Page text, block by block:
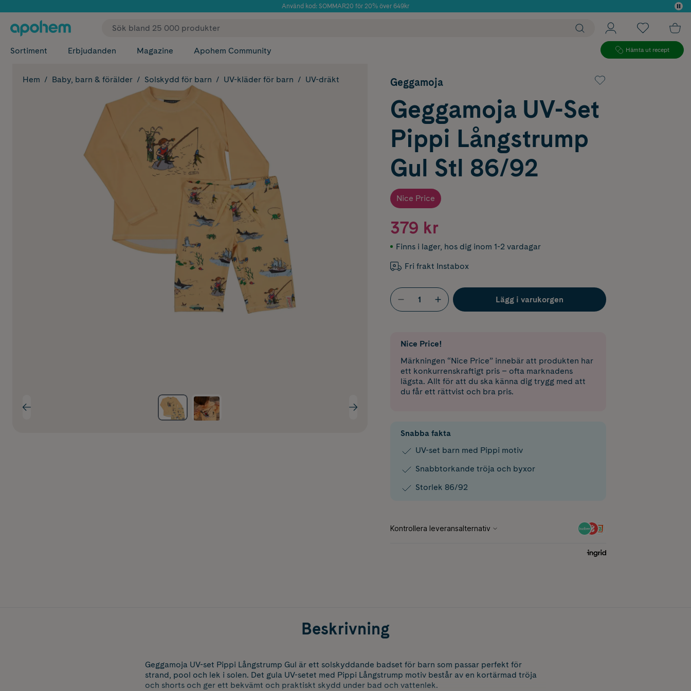
Använd kod: SOMMAR20 för 20% över 649kr
✓ Fri frakt
Sortiment Erbjudanden Magazine Apohem Community Hämta ut recept
Hem Baby, barn & förälder Solskydd för barn UV-kläder för barn UV-dräkt Geggamoja
Geggamoja UV-Set
Pippi Långstrump
Gul Stl 86/92
Nice Price
379 kr
Finns i lager, hos dig inom 1-2 vardagar
Fri frakt Instabox
Lägg i varukorgen
Nice Price!
Märkningen “Nice Price” innebär att produkten har
ett konkurrenskraftigt pris – ofta marknadens
lägsta. Allt för att du ska känna dig trygg med att
du får ett rättvist och bra pris.
Snabba fakta
UV-set barn med Pippi motiv
Snabbtorkande tröja och byxor
Storlek 86/92
Beskrivning
Geggamoja UV-set Pippi Långstrump Gul är ett solskyddande badset för barn som passar perfekt för
strand, pool och lek i solen. Det gula UV-setet med Pippi Långstrump motiv består av en kortärmad tröja
och shorts och ger ett bekvämt och praktiskt skydd under bad och vattenlek.